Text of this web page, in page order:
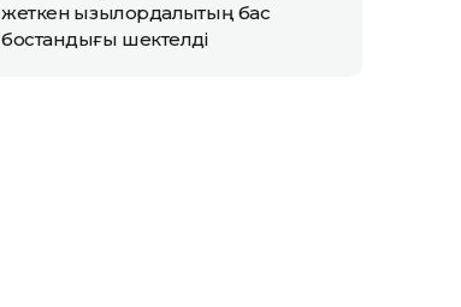
жеткен қызылордалықтың бас
бостандығы шектелді